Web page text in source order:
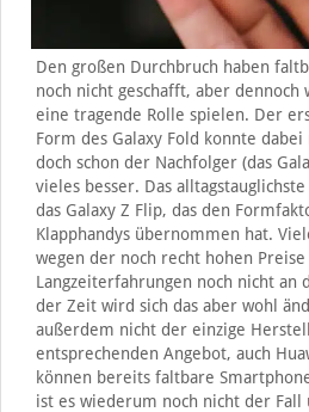
Den großen Durchbruch haben
noch nicht geschafft, aber
eine tragende Rolle spielen. Der
Form des Galaxy Fold konnte
doch schon der Nachfolger (das
vieles besser. Das
das Galaxy Z Flip, das den
Klapphandys übernommen hat.
wegen der noch recht hohen
Langzeiterfahrungen noch nicht an
der Zeit wird sich das aber wohl
außerdem nicht der einzige
entsprechenden Angebot, auch
können bereits faltbare
ist es wiederum noch nicht der Fall